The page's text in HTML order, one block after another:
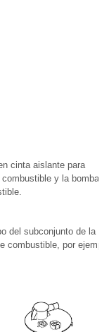
cinta aislante para
y la bomba
del subconjunto de la
combustible, por ejemplo